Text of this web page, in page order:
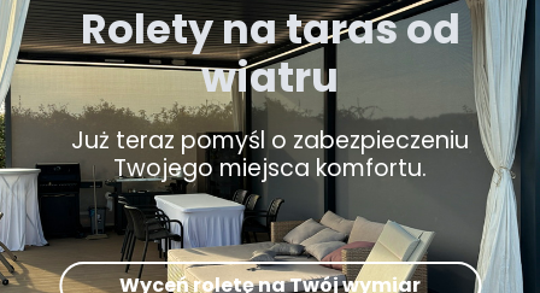
Rolety na taras od
wiatru
Już teraz pomyśl o zabezpieczeniu
Twojego miejsca komfortu.
Wyceń roletę na Twój wymiar